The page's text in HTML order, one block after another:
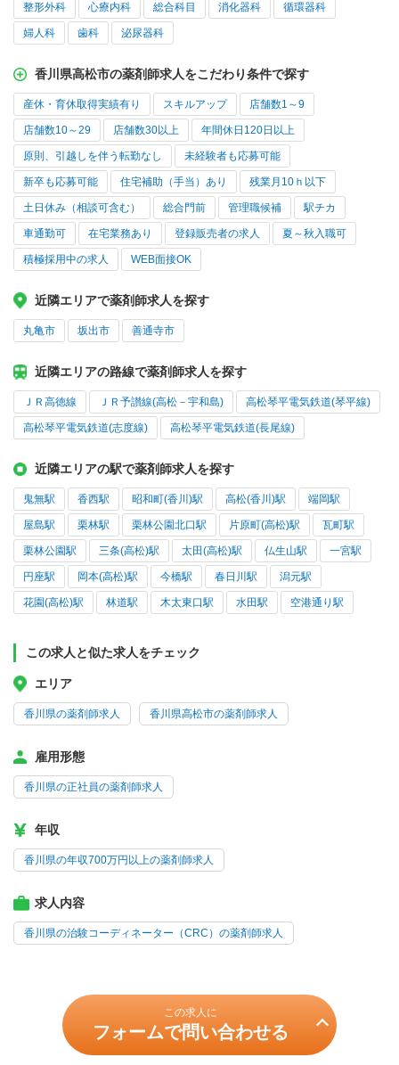
整形外科 心療内科 総合科目 消化器科 循環器科
婦人科 歯科 泌尿器科
香川県高松市の薬剤師求人をこだわり条件で探す
産休・育休取得実績有り スキルアップ 店舗数1～9
店舗数10～29 店舗数30以上 年間休日120日以上
原則、引越しを伴う転勤なし 未経験者も応募可能
新卒も応募可能 住宅補助（手当）あり 残業月10ｈ以下
土日休み（相談可含む） 総合門前 管理職候補 駅チカ
車通勤可 在宅業務あり 登録販売者の求人 夏～秋入職可
積極採用中の求人 WEB面接OK
近隣エリアで薬剤師求人を探す
丸亀市 坂出市 善通寺市
近隣エリアの路線で薬剤師求人を探す
ＪＲ高徳線 ＪＲ予讃線(高松－宇和島) 高松琴平電気鉄道(琴平線)
高松琴平電気鉄道(志度線) 高松琴平電気鉄道(長尾線)
近隣エリアの駅で薬剤師求人を探す
鬼無駅 香西駅 昭和町(香川)駅 高松(香川)駅 端岡駅
屋島駅 栗林駅 栗林公園北口駅 片原町(高松)駅 瓦町駅
栗林公園駅 三条(高松)駅 太田(高松)駅 仏生山駅 一宮駅
円座駅 岡本(高松)駅 今橋駅 春日川駅 潟元駅
花園(高松)駅 林道駅 木太東口駅 水田駅 空港通り駅
この求人と似た求人をチェック
エリア
香川県の薬剤師求人 香川県高松市の薬剤師求人
雇用形態
香川県の正社員の薬剤師求人
年収
香川県の年収700万円以上の薬剤師求人
求人内容
香川県の治験コーディネーター（CRC）の薬剤師求人
この求人に
フォームで問い合わせる